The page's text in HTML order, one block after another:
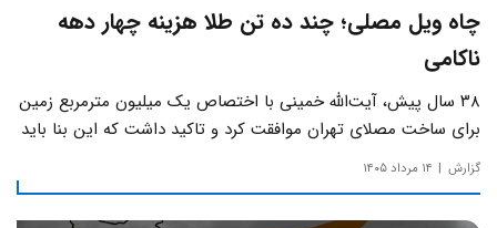
چاه ویل مصلی؛ چند ده تن طلا هزینه چهار دهه
ناکامی
۳۸ سال پیش، آیت‌الله خمینی با اختصاص یک میلیون مترمربع زمین
برای ساخت مصلای تهران موافقت کرد و تاکید داشت که این بنا باید
به دور از زرق‌وبرق و یادآور سادگی مساجد صدر اسلام باشد.
گزارش ۱۴ مرداد ۱۴۰۵